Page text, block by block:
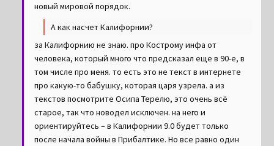
новый мировой порядок.
А как насчет Калифорнии?
за Калифорнию не знаю. про Кострому инфа от
человека, который много что предсказал еще в 90-е, в
том числе про меня. то есть это не текст в интернете
про какую-то бабушку, которая царя узрела. а из
текстов посмотрите Осипа Терелю, это очень всё
старое, так что новодел исключен. на него и
ориентируйтесь – в Калифорнии 9.0 будет только
после начала войны в Прибалтике. Но все равно один